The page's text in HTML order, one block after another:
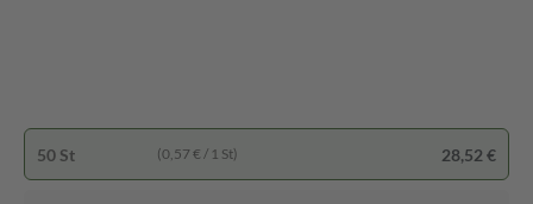
50 St (0,57 € / 1 St) 28,52 €